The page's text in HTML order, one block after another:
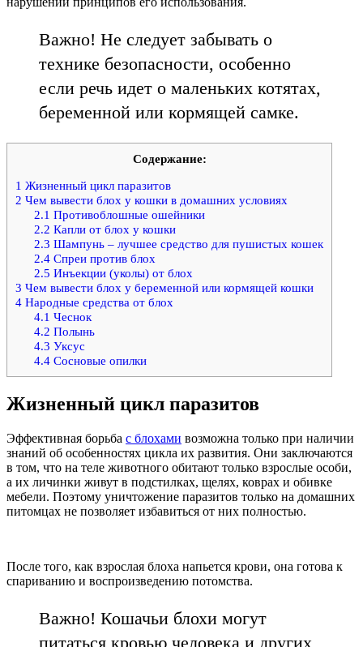
Важно! Не следует забывать о
технике безопасности, особенно
если речь идет о маленьких котятах,
беременной или кормящей самке.
Содержание:
1 Жизненный цикл паразитов
2 Чем вывести блох у кошки в домашних условиях
2.1 Противоблошные ошейники
2.2 Капли от блох у кошки
2.3 Шампунь – лучшее средство для пушистых кошек
2.4Спреи против блох
2.5 Инъекции (уколы) от блох
3 Чем вывести блох у беременной или кормящей кошки
4 Народные средства от блох
4.1 Чеснок
4.2 Полынь
4.3 Уксус
4.4Сосновые опилки
Жизненный цикл паразитов
Эффективная борьба с блохами возможна только при наличии
знаний об особенностях цикла их развития. Они заключаются
в том, что на теле животного обитают только взрослые особи,
а их личинки живут в подстилках, щелях, коврах и обивке
мебели. Поэтому уничтожение паразитов только на домашних
питомцах не позволяет избавиться от них полностью.
После того, как взрослая блоха напьется крови, она готова к
спариванию и воспроизведению потомства.
Важно! Кошачьи блохи могут
питаться кровью человека и других